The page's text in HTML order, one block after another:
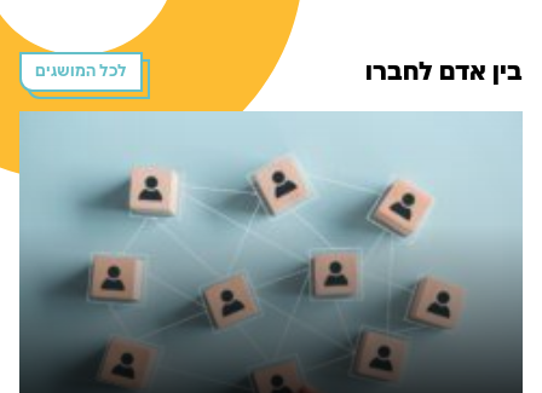
לכל המושגים בין אדם לחברו